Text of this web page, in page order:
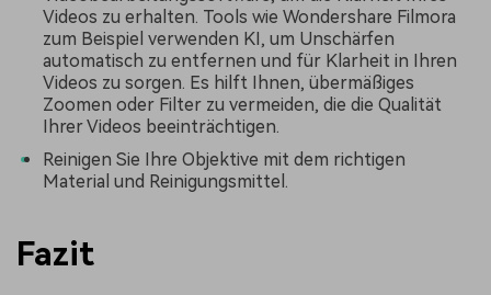
Videos zu erhalten. Tools wie Wondershare Filmora
zum Beispiel verwenden KI, um Unschärfen
automatisch zu entfernen und für Klarheit in Ihren
Videos zu sorgen. Es hilft Ihnen, übermäßiges
Zoomen oder Filter zu vermeiden, die die Qualität
Ihrer Videos beeinträchtigen.
Reinigen Sie Ihre Objektive mit dem richtigen
Material und Reinigungsmittel.
Fazit